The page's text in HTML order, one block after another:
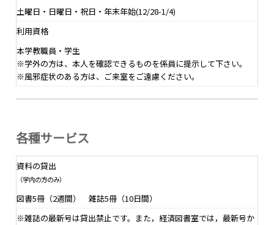
土曜日・日曜日・祝日・年末年始(12/28-1/4)
利用資格
本学教職員・学生
※学外の方は、本人を確認できるものを係員に提示して下さい。
※風邪症状のある方は、ご来室をご遠慮ください。
各種サービス
資料の貸出
（学内の方のみ）
図書5冊（2週間） 雑誌5冊（10日間）
※雑誌の最新号は貸出禁止です。また，経済図書室では，最新号か